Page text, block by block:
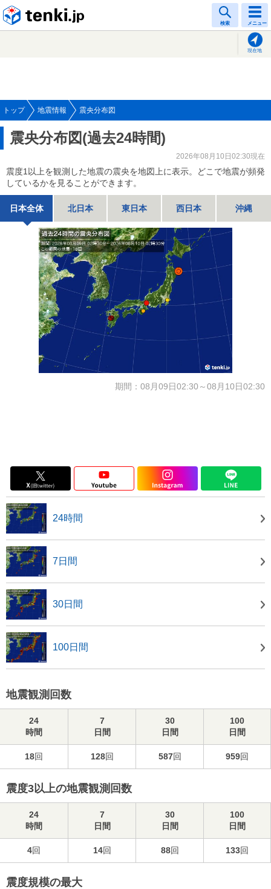
検索 メニュー
現在地
トップ 地震情報 震央分布図
震央分布図(過去24時間)
2026年08月10日02:30現在
震度1以上を観測した地震の震央を地図上に表示。どこで地震が頻発
しているかを見ることができます。
日本全体 北日本 東日本 西日本 沖縄
期間：08月09日02:30～08月10日02:30
24時間
7日間
30日間
100日間
地震観測回数
24
時間
7
日間
30
日間
100
日間
18回 128回 587回 959回
震度3以上の地震観測回数
24
時間
7
日間
30
日間
100
日間
4回 14回 88回 133回
震度規模の最大